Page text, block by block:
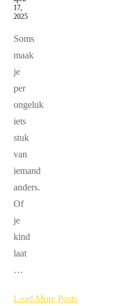
17,
2025
Soms
maak
je
per
ongeluk
iets
stuk
van
iemand
anders.
Of
je
kind
laat
…
Load More Posts